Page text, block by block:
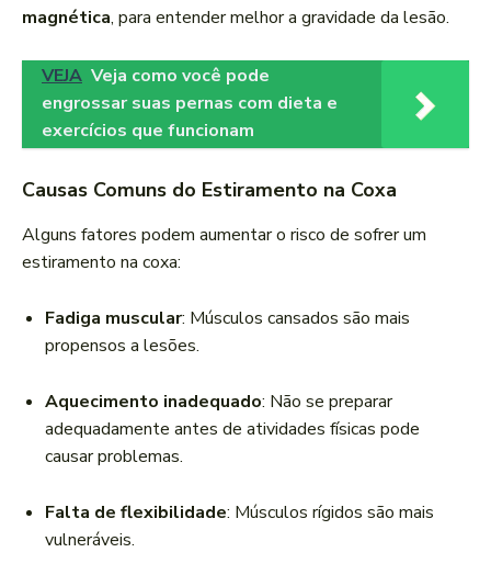
magnética, para entender melhor a gravidade da lesão.
VEJA Veja como você pode
engrossar suas pernas com dieta e
exercícios que funcionam
Causas Comuns do Estiramento na Coxa
Alguns fatores podem aumentar o risco de sofrer um
estiramento na coxa:
Fadiga muscular: Músculos cansados são mais
propensos a lesões.
Aquecimento inadequado: Não se preparar
adequadamente antes de atividades físicas pode
causar problemas.
Falta de flexibilidade: Músculos rígidos são mais
vulneráveis.